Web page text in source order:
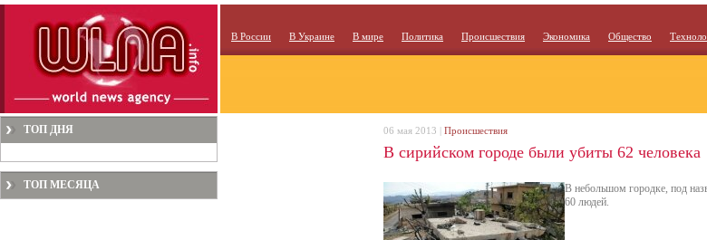
В России В Украине В мире Политика Происшествия Экономика Общество
ТОП ДНЯ
ТОП МЕСЯЦА
В сирийском городе были убиты 62 человека
В небольшом городке, под
60 людей.
06 мая 2013 | Происшествия